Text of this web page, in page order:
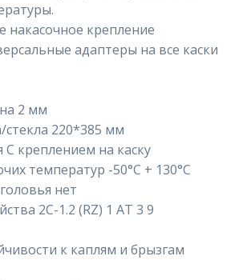
накасочное крепление
адаптеры на все каски
2 мм
стекла 220*385 мм
С креплением на каску
температур -50°C + 130°C
нет
2C-1.2 (RZ) 1 AT 3 9
к каплям и брызгам